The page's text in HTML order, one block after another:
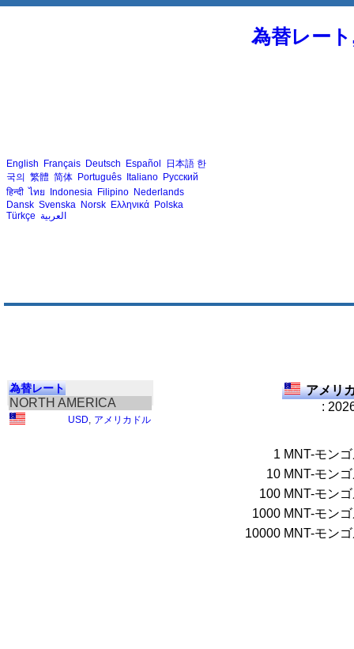
為替レー
English Français Deutsch Español 日本語 한
국의 繁體 简体 Português Italiano Русский
हिन्दी ไทย Indonesia Filipino Nederlands
Dansk Svenska Norsk Ελληνικά Polska
Türkçe العربية
為替レート
NORTH AMERICA
USD アメリカドル
アメリ
:
1 MNT-モン
10 MNT-モン
100 MNT-モン
1000 MNT-モン
10000 MNT-モン